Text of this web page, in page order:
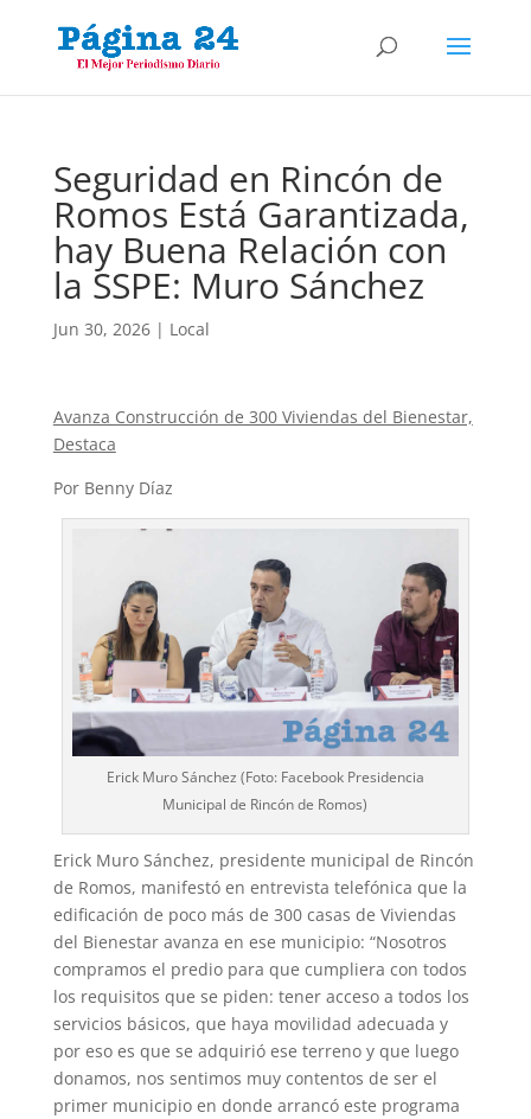
Seguridad en Rincón de
Romos Está Garantizada,
hay Buena Relación con
la SSPE: Muro Sánchez
Jun 30, 2026| Local
Avanza Construcción de 300 Viviendas del Bienestar,
Destaca
Por Benny Díaz
Erick Muro Sánchez (Foto: Facebook Presidencia
Municipal de Rincón de Romos)
Erick Muro Sánchez, presidente municipal de Rincón
de Romos, manifestó en entrevista telefónica que la
edificación de poco más de 300 casas de Viviendas
del Bienestar avanza en ese municipio: “Nosotros
compramos el predio para que cumpliera con todos
los requisitos que se piden: tener acceso a todos los
servicios básicos, que haya movilidad adecuada y
por eso es que se adquirió ese terreno y que luego
donamos, nos sentimos muy contentos de ser el
primer municipio en donde arrancó este programa